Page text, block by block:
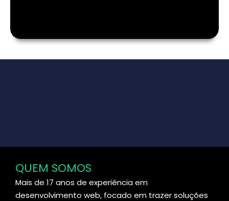
QUEM SOMOS
Mais de 17 anos de experiência em
desenvolvimento web, focado em trazer soluções